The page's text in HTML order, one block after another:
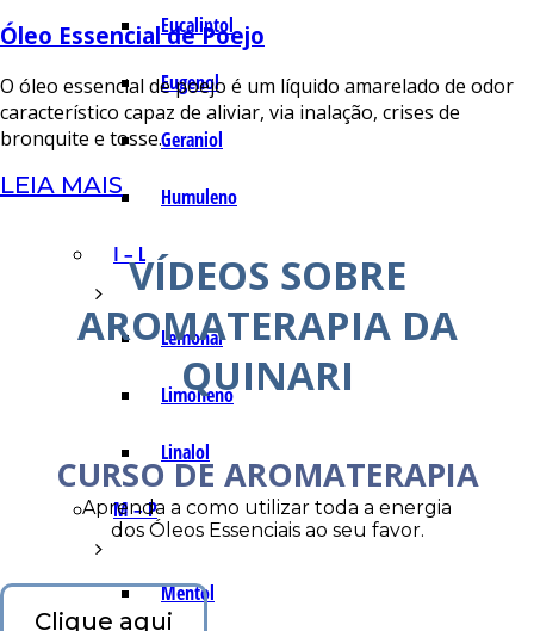
Eucaliptol
Eugenol
Geraniol
Humuleno
I – L
Lemonal
Limoneno
Linalol
M – P
Mentol
Óleo Essencial de Poejo
O óleo essencial de poejo é um líquido amarelado de odor
característico capaz de aliviar, via inalação, crises de
bronquite e tosse.
LEIA MAIS
VÍDEOS SOBRE
AROMATERAPIA DA
QUINARI
CURSO DE AROMATERAPIA
Aprenda a como utilizar toda a energia
dos Óleos Essenciais ao seu favor.
Clique aqui